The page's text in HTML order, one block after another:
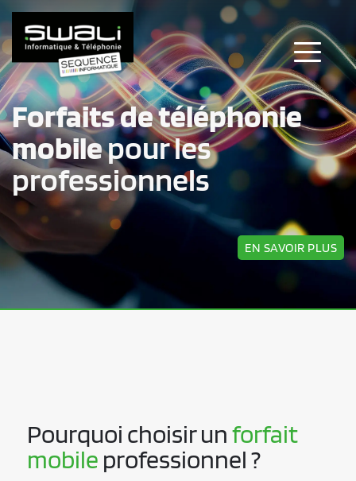
Forfaits de téléphonie
mobile pour les
professionnels
EN SAVOIR PLUS
Pourquoi choisir un forfait
mobile professionnel ?